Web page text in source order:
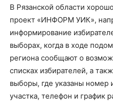
В Рязанской области
проект «ИНФОРМ УИК»,
информирование
выборах, когда в ходе
региона сообщают о
списках избирателей, а
выборы, где указаны номер
участка, телефон и график